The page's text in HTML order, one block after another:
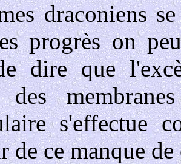
draconiens
progrès on
dire que
des
s'effectue
de ce manque